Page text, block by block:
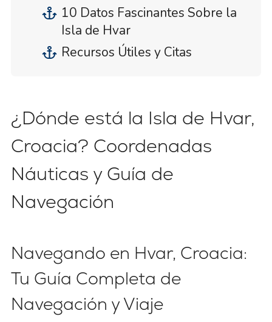
10 Datos Fascinantes Sobre la
Isla de Hvar
Recursos Útiles y Citas
¿Dónde está la Isla de Hvar,
Croacia? Coordenadas
Náuticas y Guía de
Navegación
Navegando en Hvar, Croacia:
Tu Guía Completa de
Navegación y Viaje